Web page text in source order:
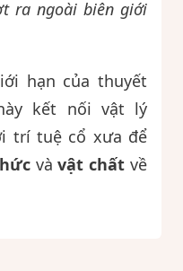
ra ngoài biên giới
hạn của thuyết
kết nối vật lý
trí tuệ cổ xưa để
vàvật chất về